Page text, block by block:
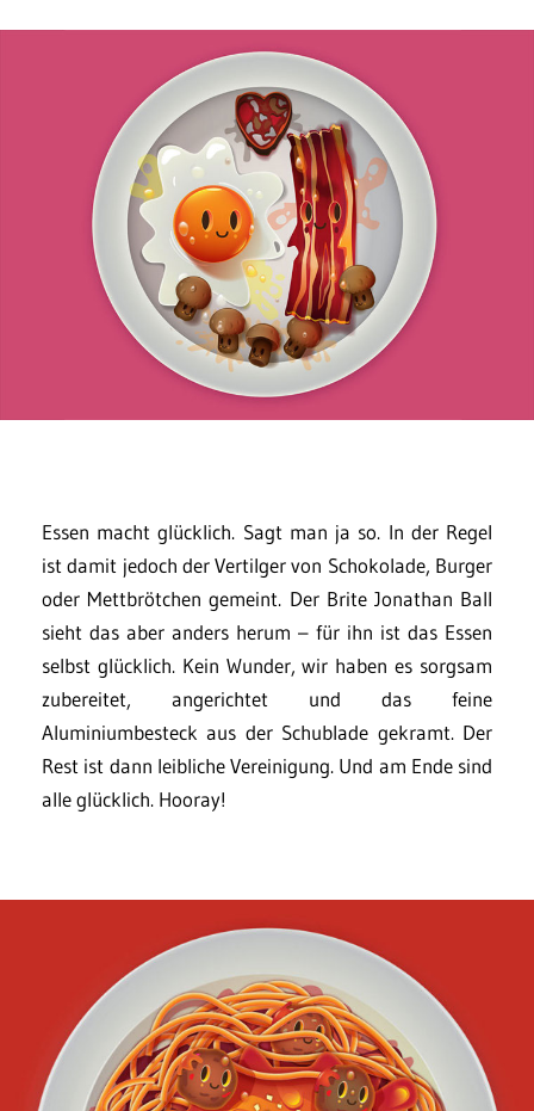
Essen macht glücklich. Sagt man ja so. In der Regel
ist damit jedoch der Vertilger von Schokolade, Burger
oder Mettbrötchen gemeint. Der Brite Jonathan Ball
sieht das aber anders herum – für ihn ist das Essen
selbst glücklich. Kein Wunder, wir haben es sorgsam
zubereitet, angerichtet und das feine
Aluminiumbesteck aus der Schublade gekramt. Der
Rest ist dann leibliche Vereinigung. Und am Ende sind
alle glücklich. Hooray!